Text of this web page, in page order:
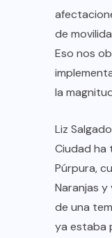
de
Eso nos
la
Liz
Ciudad ha
Púrpura,
Naranjas
de una
ya estaba